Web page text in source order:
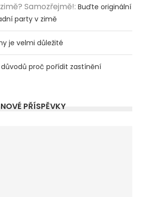
Samozřejmě!: Buďte originální
party v zimě
je velmi důležité
důvodů proč pořídit zastínění
NOVÉ PŘÍSPĚVKY